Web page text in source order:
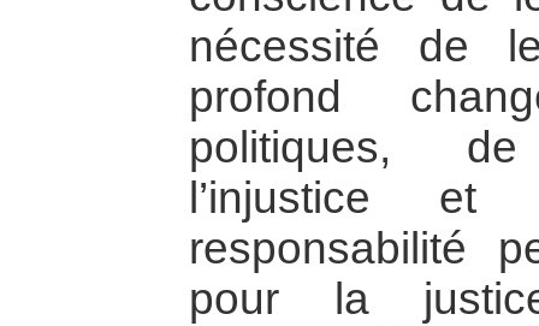
nécessité de
profond
politiques,
l’injustice
responsabilité
pour la